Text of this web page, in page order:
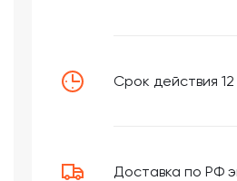
Срок действия
Доставка по РФ